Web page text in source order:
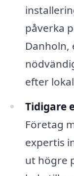
påverka
Danholn,
efter
Tidigare
Företag
expertis
ut högre